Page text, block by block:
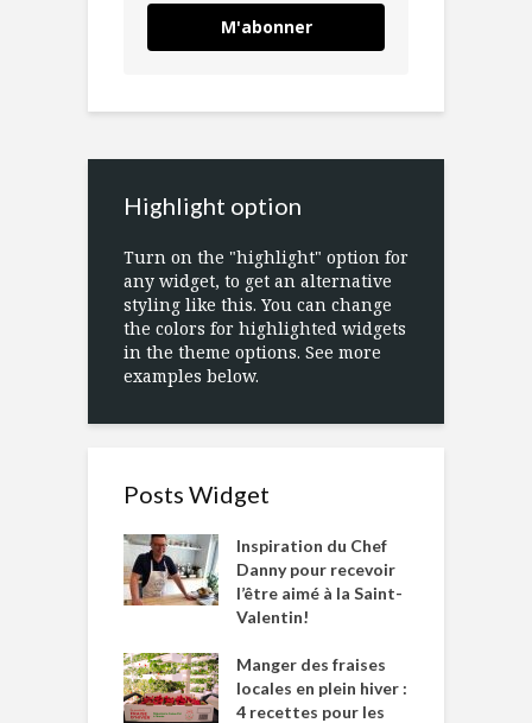
M'abonner
Highlight option
Turn on the "highlight" option for
any widget, to get an alternative
styling like this. You can change
the colors for highlighted widgets
in the theme options. See more
examples below.
Posts Widget
Inspiration du Chef
Danny pour recevoir
l’être aimé à la Saint-
Valentin!
Manger des fraises
locales en plein hiver :
4 recettes pour les